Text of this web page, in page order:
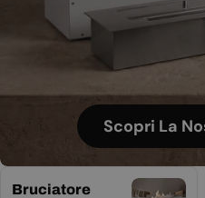
Scopri La
Bruciatore